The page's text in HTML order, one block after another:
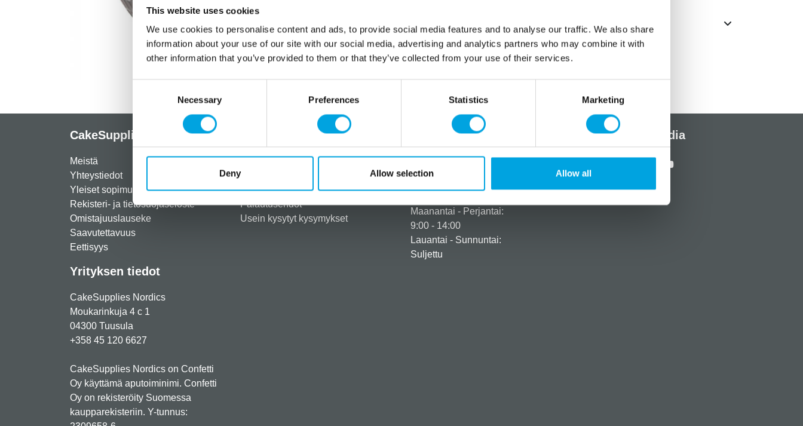
This website uses cookies
We use cookies to personalise content and ads, to provide social media features and to analyse our traffic. We also share
information about your use of our site with our social media, advertising and analytics partners who may combine it with
other information that you’ve provided to them or that they’ve collected from your use of their services.
Necessary Preferences Statistics Marketing
Deny Allow selection Allow all
Lisätiedot
CakeSupplies Nordics
Meistä
Yhteystiedot
Yleiset sopimusehdot
Rekisteri- ja tietosuojaseloste
Omistajuuslauseke
Saavutettavuus
Eettisyys
Yrityksen tiedot
CakeSupplies Nordics
Moukarinkuja 4 c 1
04300 Tuusula
+358 45 120 6627
CakeSupplies Nordics on Confetti
Oy käyttämä aputoiminimi. Confetti
Oy on rekisteröity Suomessa
kaupparekisteriin. Y-tunnus:
Rekisteröidy yritysasiakkaaksi
Maksutiedot ja maksuvaihtoehdot
Toimitusehdot
Palautusehdot
Usein kysytyt kysymykset
Tarvitsetko apua?
+358 45 120 6627
Maanantai - Perjantai:
9:00 - 14:00
Lauantai - Sunnuntai:
Suljettu
Sosiaalinen media